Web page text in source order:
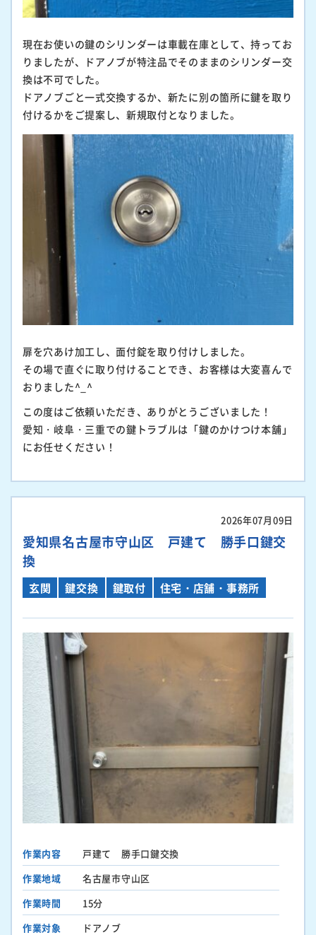
現在お使いの鍵のシリンダーは車載在庫として、持ってお
りましたが、ドアノブが特注品でそのままのシリンダー交
換は不可でした。
ドアノブごと一式交換するか、新たに別の箇所に鍵を取り
付けるかをご提案し、新規取付となりました。
扉を穴あけ加工し、面付錠を取り付けしました。
その場で直ぐに取り付けることでき、お客様は大変喜んで
おりました^_^
この度はご依頼いただき、ありがとうございました！
愛知・岐阜・三重での鍵トラブルは「鍵のかけつけ本舗」
にお任せください！
2026年07月09日
愛知県名古屋市守山区 戸建て 勝手口鍵交
換
玄関 鍵交換 鍵取付 住宅・店舗・事務所
作業内容
戸建て 勝手口鍵交換
作業地域
名古屋市守山区
作業時間
15分
作業対象
ドアノブ